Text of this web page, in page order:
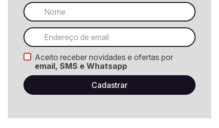
Aceito receber novidades e ofertas por
email, SMS e Whatsapp